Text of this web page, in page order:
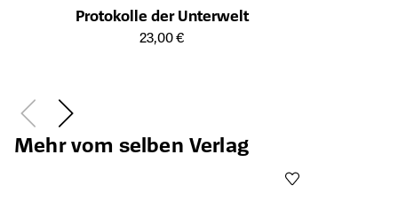
Protokolle der Unterwelt
Öffnet die Detailseite des Produkts
23,00 €
Mehr vom selben Verlag